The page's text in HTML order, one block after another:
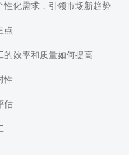
性化需求，引领市场新趋势
点
的效率和质量如何提高
性
估